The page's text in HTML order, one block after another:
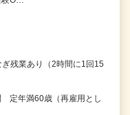
残業あり（2時間に1回15
年満60歳（再雇用とし